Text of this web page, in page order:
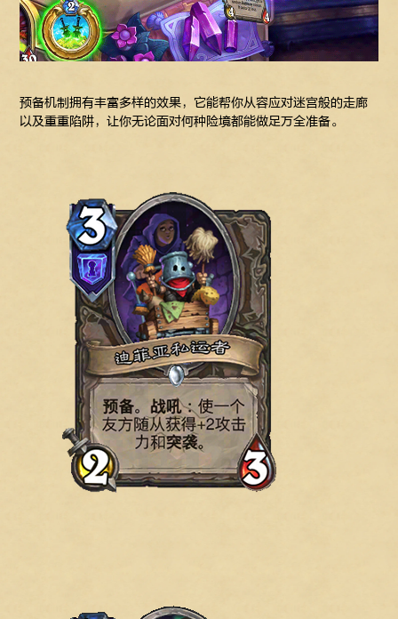
预备机制拥有丰富多样的效果，它能帮你从容应对迷宫般的走廊
以及重重陷阱，让你无论面对何种险境都能做足万全准备。